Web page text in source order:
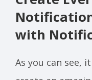
with
As you can see,